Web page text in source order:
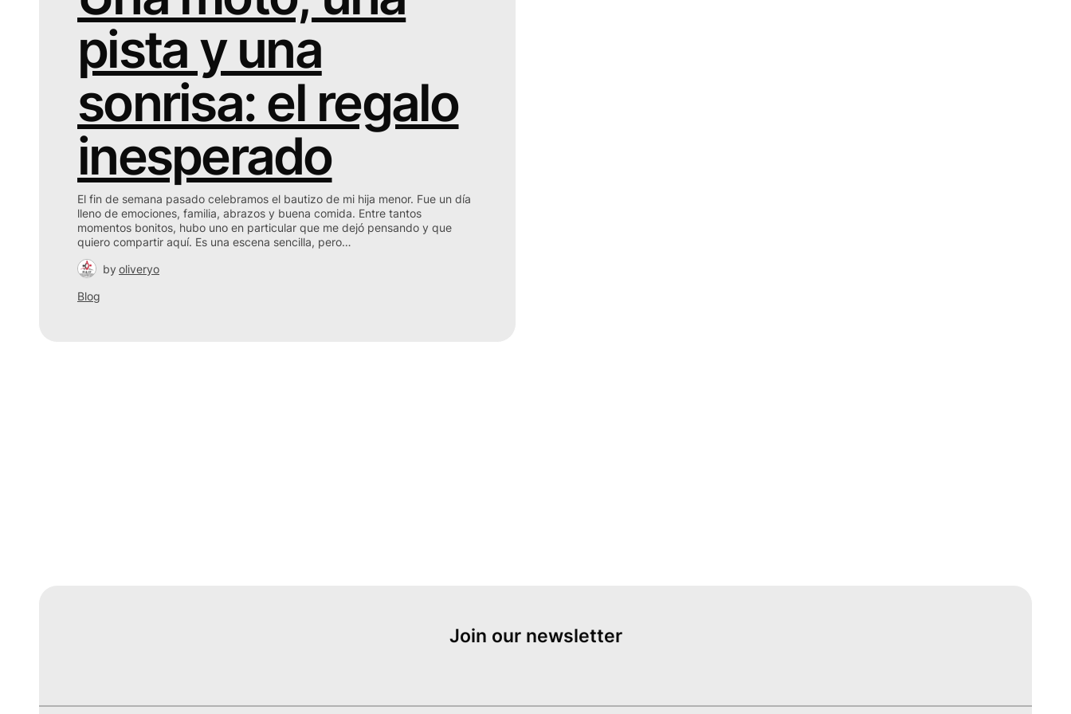
pista y una
sonrisa: el regalo
inesperado
El fin de semana pasado celebramos el bautizo de mi hija menor. Fue un día
lleno de emociones, familia, abrazos y buena comida. Entre tantos
momentos bonitos, hubo uno en particular que me dejó pensando y que
quiero compartir aquí. Es una escena sencilla, pero…
by oliveryo
Blog
Join our newsletter